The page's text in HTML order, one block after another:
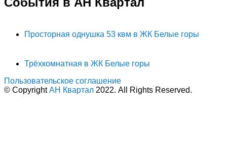
Просторная однушка 53 квм в ЖК Белые горы
Трёхкомнатная в ЖК Белые горы
Пользовательское соглашение
© CopyrightАН Квартал 2022. All Rights Reserved.